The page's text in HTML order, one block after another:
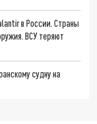
в России. Страны
ВСУ теряют
судну на